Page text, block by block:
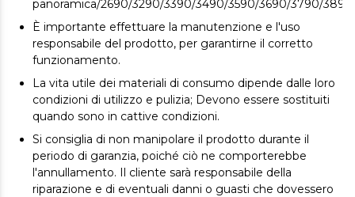
panoramica/2690/3290/3390/3490/3590/3690/3790/
È importante effettuare la manutenzione e l'uso
responsabile del prodotto, per garantirne il corretto
funzionamento.
La vita utile dei materiali di consumo dipende dalle loro
condizioni di utilizzo e pulizia; Devono essere sostituiti
quando sono in cattive condizioni.
Si consiglia di non manipolare il prodotto durante il
periodo di garanzia, poiché ciò ne comporterebbe
l'annullamento. Il cliente sarà responsabile della
riparazione e di eventuali danni o guasti che dovessero